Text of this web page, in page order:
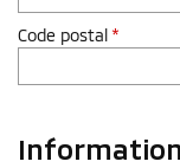
Code postal *